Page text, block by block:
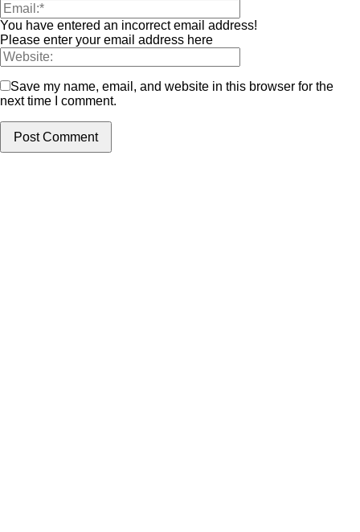
You have entered an incorrect email address!
Please enter your email address here
Save my name, email, and website in this browser for the
next time I comment.